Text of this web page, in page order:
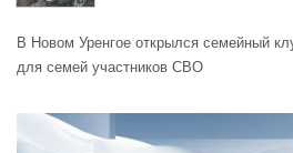
В Новом Уренгое открылся семейный
для семей участников СВО